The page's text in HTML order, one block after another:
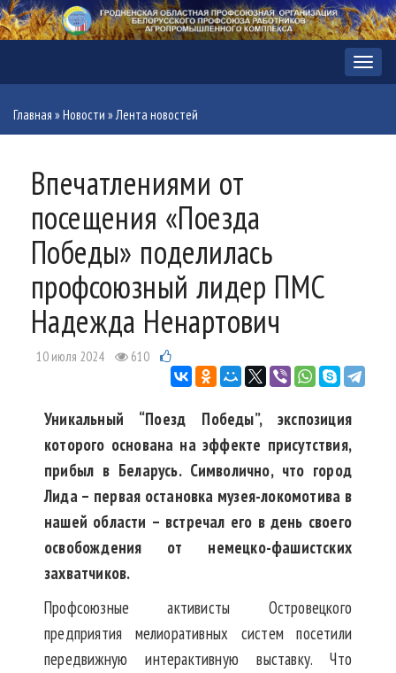
Меню
Главная »Новости »Лента новостей
Впечатлениями от
посещения «Поезда
Победы» поделилась
профсоюзный лидер ПМС
Надежда Ненартович
10 июля 2024 610
Уникальный “Поезд Победы”, экспозиция
которого основана на эффекте присутствия,
прибыл в Беларусь. Символично, что город
Лида – первая остановка музея-локомотива в
нашей области – встречал его в день своего
освобождения от немецко-фашистских
захватчиков.
Профсоюзные активисты Островецкого
предприятия мелиоративных систем посетили
передвижную интерактивную выставку. Что